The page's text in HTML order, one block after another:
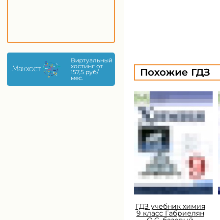
Виртуальный
хостинг от
157,5 руб/
мес.
Похожие ГДЗ
ГДЗ учебник химия
9 класс Габриелян